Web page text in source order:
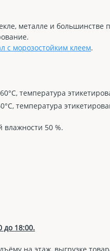
металле и большинстве
с морозостойким клеем.
температура
температура
влажности 50 %.
до 18:00.